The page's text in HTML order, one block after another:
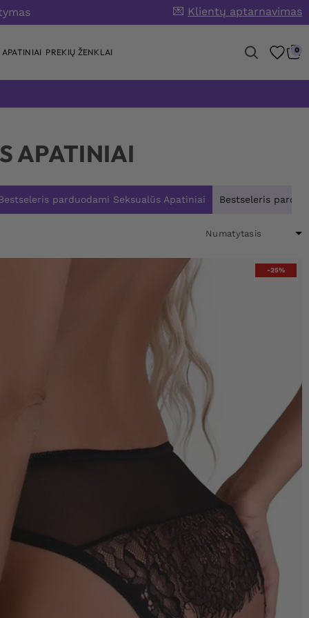
💌 Klientų aptarnavimas
PREKIŲ ŽENKLAI 0
APATINIAI
parduodami Seksualūs Apatiniai Bestseleris
-25%